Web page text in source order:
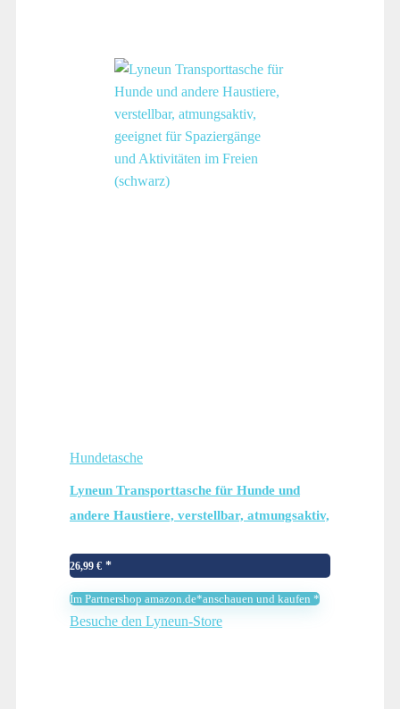
Hundetasche
Lyneun Transporttasche für Hunde und
andere Haustiere, verstellbar, atmungsaktiv,
im Freien (schwarz)
26,99 €
Im Partnershop amazon.de*anschauen und kaufen *
Besuche den Lyneun-Store